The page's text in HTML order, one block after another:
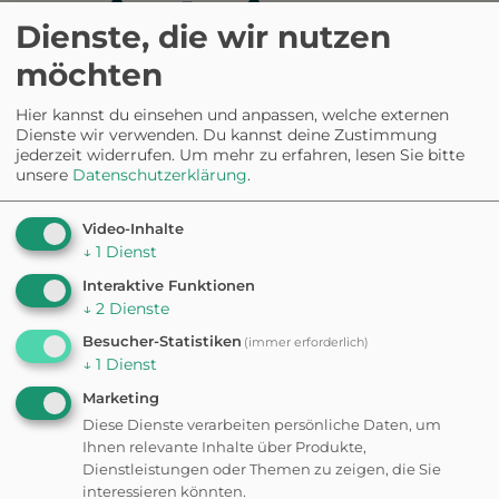
0 Vierbeiner
haben erzählt.
0.0
4
3
2
✦ Eigene Bewertung schreiben
Dienste, die wir nutzen
möchten
Hier kannst du einsehen und anpassen, welche externen
Dienste wir verwenden. Du kannst deine Zustimmung
jederzeit widerrufen. Um mehr zu erfahren, lesen Sie bitte
unsere Datenschutzerklärung.
Video-Inhalte
↓ 1 Dienst
Interaktive Funktionen
↓ 2 Dienste
Besucher-Statistiken (immer erforderlich)
↓ 1 Dienst
Marketing
Diese Dienste verarbeiten persönliche Daten, um
Ihnen relevante Inhalte über Produkte,
Dienstleistungen oder Themen zu zeigen, die Sie
interessieren könnten.